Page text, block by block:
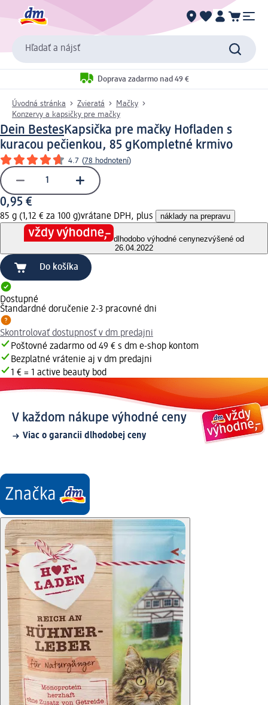
Hľadať a nájsť
Doprava zadarmo nad 49 €
Úvodná stránka Zvieratá
Mačky
Konzervy a kapsičky pre mačky
Dein BestesKapsička pre mačky Hofladen s
kuracou pečienkou, 85 g Kompletné krmivo
4.7 (78 hodnotení)
0,95 €
85 g (1,12 € za 100 g)vrátane DPH, plus náklady na prepravu
dlhodobo výhodné cenynezvýšené od
26.04.2022
Do košíka
Dostupné
Štandardné doručenie 2-3 pracovné dni
Skontrolovať dostupnosť v dm predajni
Poštovné zadarmo od 49 € s dm e-shop kontom
Bezplatné vrátenie aj v dm predajni
1 € = 1 active beauty bod
V každom nákupe výhodné ceny
Viac o garancii dlhodobej ceny